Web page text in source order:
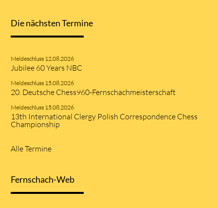
Die nächsten Termine
Meldeschluss 12.08.2026
Jubilee 60 Years NBC
Meldeschluss 15.08.2026
20. Deutsche Chess960-Fernschachmeisterschaft
Meldeschluss 15.08.2026
13th International Clergy Polish Correspondence Chess
Championship
Alle Termine
Fernschach-Web